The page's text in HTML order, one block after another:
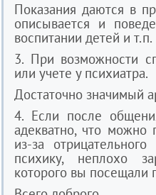
Показания даются в
описывается и
воспитании детей и т.п.
3. При возможности
или учете у психиатра.
Достаточно значимый
4. Если после
адекватно, что можно
из-за
психику, неплохо
которого вы посещали